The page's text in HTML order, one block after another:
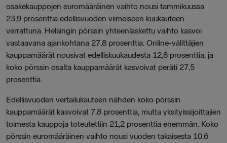
osakekauppojen euromääräinen vaihto nousi tammikuussa
23,9 prosenttia edellisvuoden viimeiseen kuukauteen
verrattuna. Helsingin pörssin yhteenlaskettu vaihto kasvoi
vastaavana ajankohtana 27,8 prosenttia. Online-välittäjien
kauppamäärät nousivat edelliskuukaudesta 12,8 prosenttia, ja
koko pörssin osalta kauppamäärät kasvoivat peräti 27,5
prosenttia.
Edellisvuoden vertailukauteen nähden koko pörssin
kauppamäärät kasvoivat 7,8 prosenttia, mutta yksityissijoittajien
toimesta kauppoja toteutettiin 21,2 prosenttia enemmän. Koko
pörssin euromääräinen vaihto nousi vuoden takaisesta 10,6